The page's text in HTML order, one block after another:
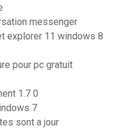
messenger
explorer 11 windows 8
pour pc gratuit
1.7 0
7
sont a jour